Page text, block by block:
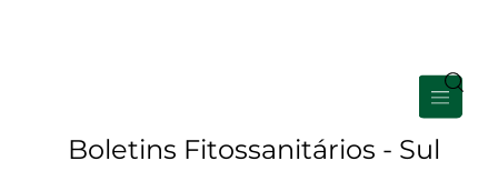
Boletins Fitossanitários - Sul de